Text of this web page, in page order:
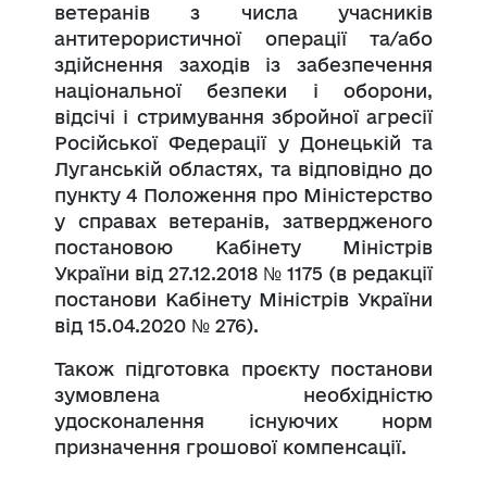
ветеранів з числа учасників
антитерористичної операції та/або
здійснення заходів із забезпечення
національної безпеки і оборони,
відсічі і стримування збройної агресії
Російської Федерації у Донецькій та
Луганській областях, та відповідно до
пункту 4 Положення про Міністерство
у справах ветеранів, затвердженого
постановою Кабінету Міністрів
України від 27.12.2018 № 1175 (в редакції
постанови Кабінету Міністрів України
від 15.04.2020 № 276).
Також підготовка проєкту постанови
зумовлена необхідністю
удосконалення існуючих норм
призначення грошової компенсації.